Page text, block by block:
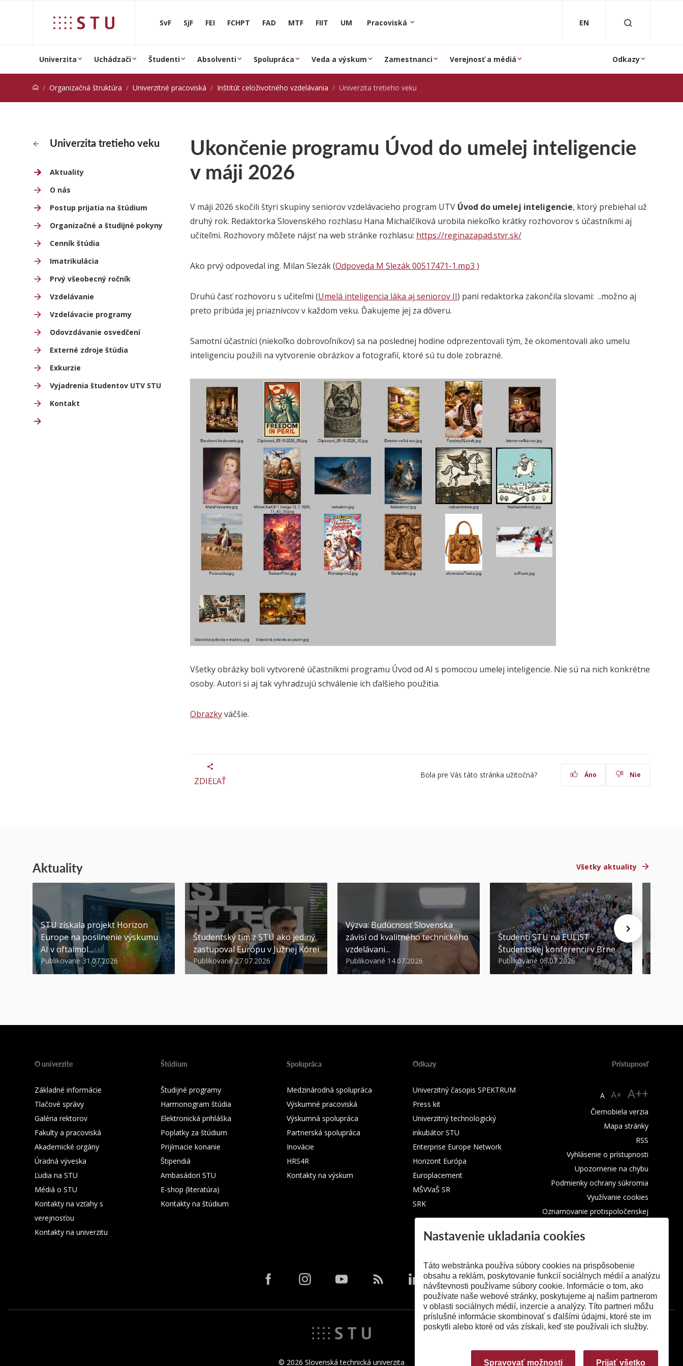
SvF SjF FEI FCHPT FAD MTF FIIT UM Pracoviská EN
Univerzita Uchádzači Študenti Absolventi Spolupráca Veda a výskum Zamestnanci Verejnosť a médiá Odkazy
Organizačná štruktúra Univerzitné pracoviská Inštitút celoživotného vzdelávania Univerzita tretieho veku
Univerzita tretieho veku
Aktuality
O nás
Postup prijatia na štúdium
Organizačné a študijné pokyny
Cenník štúdia
Imatrikulácia
Prvý všeobecný ročník
Vzdelávanie
Vzdelávacie programy
Odovzdávanie osvedčení
Externé zdroje štúdia
Exkurzie
Vyjadrenia študentov UTV STU
Kontakt
Ukončenie programu Úvod do umelej inteligencie
v máji 2026
V máji 2026 skočili štyri skupiny seniorov vzdelávacieho program UTV Úvod do umelej inteligencie, ktorý prebiehal už
druhý rok. Redaktorka Slovenského rozhlasu Hana Michalčíková urobila niekoľko krátky rozhovorov s účastníkmi aj
učiteľmi. Rozhovory môžete nájsť na web stránke rozhlasu: https://reginazapad.stvr.sk/
Ako prvý odpovedal ing. Milan Slezák (Odpoveda M Slezák 00517471-1.mp3 )
Druhú časť rozhovoru s učiteľmi (Umelá inteligencia láka aj seniorov II) pani redaktorka zakončila slovami: ..možno aj
preto pribúda jej priaznivcov v každom veku. Ďakujeme jej za dôveru.
Samotní účastníci (niekoľko dobrovoľníkov) sa na poslednej hodine odprezentovali tým, že okomentovali ako umelu
inteligenciu použili na vytvorenie obrázkov a fotografií, ktoré sú tu dole zobrazné.
Všetky obrázky boli vytvorené účastníkmi programu Úvod od AI s pomocou umelej inteligencie. Nie sú na nich konkrétne
osoby. Autori si aj tak vyhradzujú schválenie ich ďalšieho použitia.
Obrazkyväčšie.
ZDIEĽAŤ
Bola pre Vás táto stránka užitočná? Áno Nie
Aktuality Všetky aktuality
STU získala projekt Horizon
Europe na posilnenie výskumu
AI v oftalmol...
Publikované 31.07.2026
Študentský tím z STU ako jediný
zastupoval Európu v Južnej Kórei
Publikované 27.07.2026
Výzva: Budúcnosť Slovenska
závisí od kvalitného technického
vzdelávani...
Publikované 14.07.2026
Študenti STU na EULiST
Študentskej konferencii v Brne
Publikované 03.07.2026
O univerzite
Základné informácie
Tlačové správy
Galéria rektorov
Fakulty a pracoviská
Akademické orgány
Úradná výveska
Ľudia na STU
Médiá o STU
Kontakty na vzťahy s
verejnosťou
Kontakty na univerzitu
Štúdium
Študijné programy
Harmonogram štúdia
Elektronická prihláška
Poplatky za štúdium
Prijímacie konanie
Štipendiá
Ambasádori STU
E-shop (literatúra)
Kontakty na štúdium
Spolupráca
Medzinárodná spolupráca
Výskumné pracoviská
Výskumná spolupráca
Partnerská spolupráca
Inovácie
HRS4R
Kontakty na výskum
Odkazy
Univerzitný časopis SPEKTRUM
Press kit
Univerzitný technologický
inkubátor STU
Enterprise Europe Network
Horizont Európa
Europlacement
MŠVVaŠ SR
SRK
Prístupnosť
A A+ A++
Čiernobiela verzia
Mapa stránky
RSS
Vyhlásenie o prístupnosti
Upozornenie na chybu
Podmienky ochrany súkromia
Využívanie cookies
Oznamovanie protispoločenskej
© 2026 Slovenská technická univerzita
Nastavenie ukladania cookies
Táto webstránka používa súbory cookies na prispôsobenie
obsahu a reklám, poskytovanie funkcií sociálnych médií a analýzu
návštevnosti používame súbory cookie. Informácie o tom, ako
používate naše webové stránky, poskytujeme aj našim partnerom
v oblasti sociálnych médií, inzercie a analýzy. Títo partneri môžu
príslušné informácie skombinovať s ďalšími údajmi, ktoré ste im
poskytli alebo ktoré od vás získali, keď ste používali ich služby.
Spravovať možnosti Prijať všetko